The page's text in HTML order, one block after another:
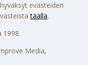
evästeiden
täällä.
1998.
Media,